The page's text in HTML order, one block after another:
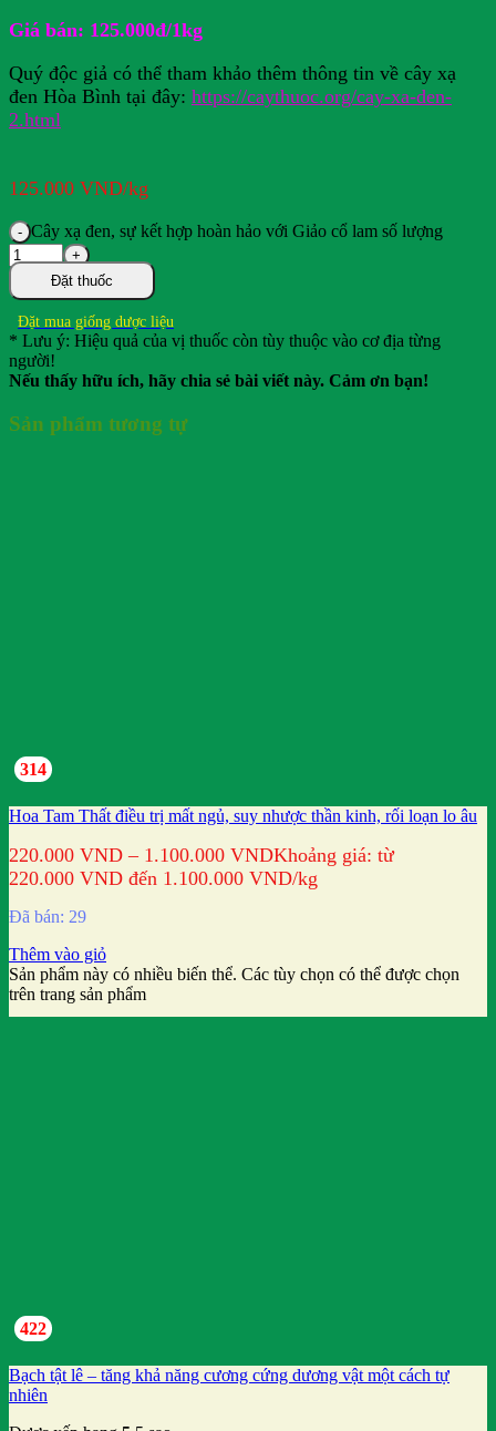
Giá bán: 125.000đ/1kg
Quý độc giả có thể tham khảo thêm thông tin về cây xạ
đen Hòa Bình tại đây: https://caythuoc.org/cay-xa-den-
2.html
125.000 VND/kg
Cây xạ đen, sự kết hợp hoàn hảo với Giảo cổ lam số lượng
Đặt thuốc
Đặt mua giống dược liệu
* Lưu ý: Hiệu quả của vị thuốc còn tùy thuộc vào cơ địa từng
người!
Nếu thấy hữu ích, hãy chia sẻ bài viết này. Cảm ơn bạn!
Sản phẩm tương tự
314
Hoa Tam Thất điều trị mất ngủ, suy nhược thần kinh, rối loạn lo âu
220.000 VND – 1.100.000 VNDKhoảng giá: từ
220.000 VND đến 1.100.000 VND/kg
Đã bán: 29
Thêm vào giỏ
Sản phẩm này có nhiều biến thể. Các tùy chọn có thể được chọn
trên trang sản phẩm
422
Bạch tật lê – tăng khả năng cương cứng dương vật một cách tự
nhiên